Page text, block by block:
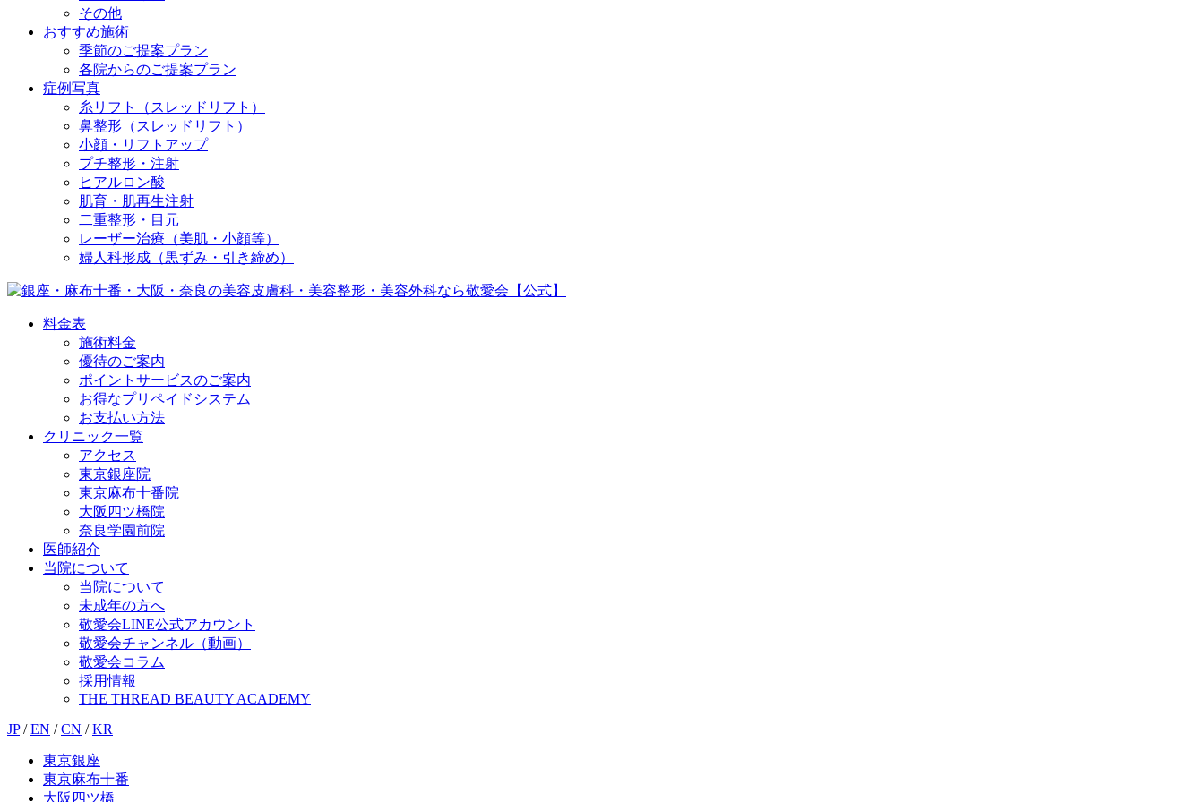
その他
おすすめ施術
季節のご提案プラン
各院からのご提案プラン
症例写真
糸リフト（スレッドリフト）
鼻整形（スレッドリフト）
小顔・リフトアップ
プチ整形・注射
ヒアルロン酸
肌育・肌再生注射
二重整形・目元
レーザー治療（美肌・小顔等）
婦人科形成（黒ずみ・引き締め）
料金表
施術料金
優待のご案内
ポイントサービスのご案内
お得なプリペイドシステム
お支払い方法
クリニック一覧
アクセス
東京銀座院
東京麻布十番院
大阪四ツ橋院
奈良学園前院
医師紹介
当院について
当院について
未成年の方へ
敬愛会LINE公式アカウント
敬愛会チャンネル（動画）
敬愛会コラム
採用情報
THE THREAD BEAUTY ACADEMY
JP / EN / CN / KR
東京銀座
東京麻布十番
大阪四ツ橋